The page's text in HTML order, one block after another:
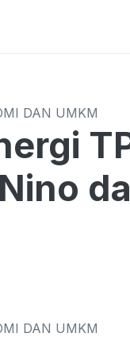
DAN UMKM
TPID
DAN UMKM